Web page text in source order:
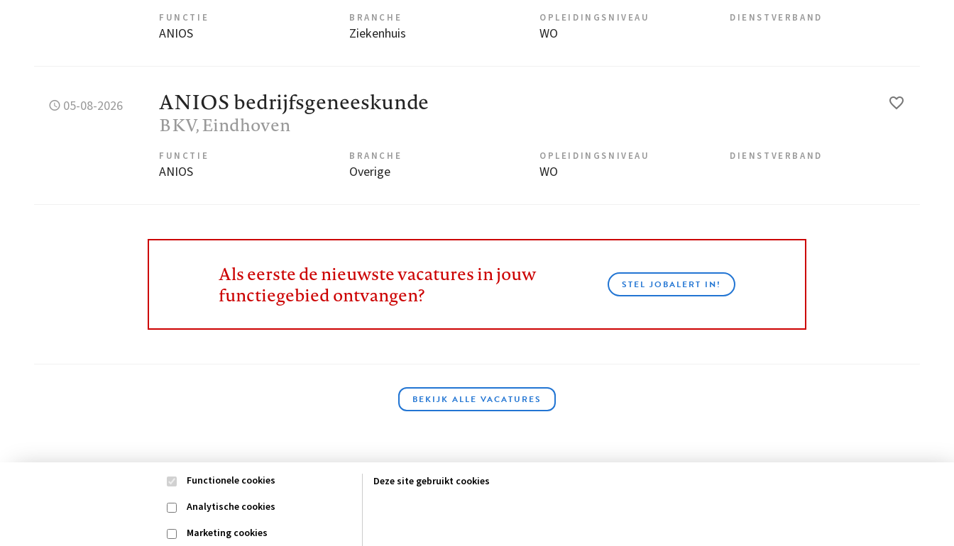
FUNCTIE
ANIOS
BRANCHE
Ziekenhuis
OPLEIDINGSNIVEAU
WO
DIENSTVERBAND
05-08-2026 ANIOS bedrijfsgeneeskunde
BKV, Eindhoven
FUNCTIE
ANIOS
BRANCHE
Overige
OPLEIDINGSNIVEAU
WO
DIENSTVERBAND
Als eerste de nieuwste vacatures in jouw
functiegebied ontvangen?
STEL JOBALERT IN!
BEKIJK ALLE VACATURES
Contact Colofon
Deze site gebruikt cookies
Functionele cookies
Analytische cookies
Marketing cookies